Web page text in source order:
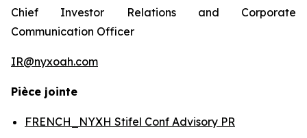
Chief Investor Relations and Corporate
Communication Officer
IR@nyxoah.com
Pièce jointe
FRENCH_NYXH Stifel Conf Advisory PR